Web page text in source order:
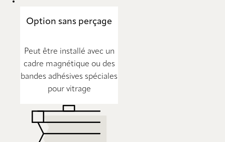
Option sans perçage
Peut être installé avec un
cadre magnétique ou des
bandes adhésives spéciales
pour vitrage